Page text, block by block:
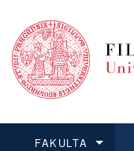
FAKULTA